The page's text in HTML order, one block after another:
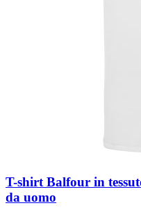
T-shirt Balfour in
da uomo